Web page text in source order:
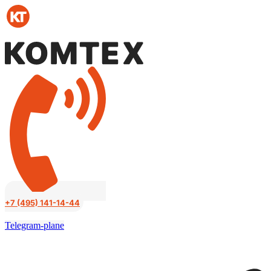
Перейти
к
содержимому
+7 (495) 141-14-44
Telegram-plane